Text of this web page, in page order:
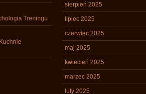
Treningu
sierpień 2025
lipiec 2025
czerwiec 2025
maj 2025
kwiecień 2025
marzec 2025
luty 2025